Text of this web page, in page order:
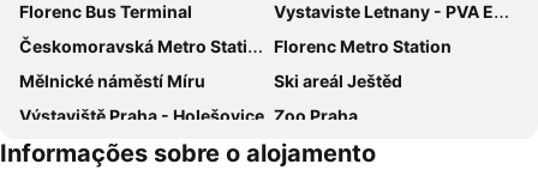
Florenc Bus Terminal
Vystaviste Letnany - PVA EXPO
Českomoravská Metro Station
Florenc Metro Station
Mělnické náměstí Míru
Ski areál Ještěd
Výstaviště Praha - Holešovice Zoo Praha
Informações sobre o alojamento